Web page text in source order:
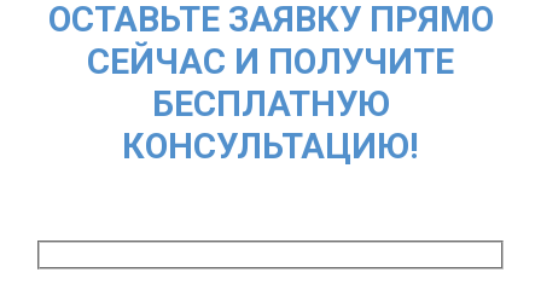
ОСТАВЬТЕ ЗАЯВКУ ПРЯМО
СЕЙЧАС И ПОЛУЧИТЕ
БЕСПЛАТНУЮ
КОНСУЛЬТАЦИЮ!